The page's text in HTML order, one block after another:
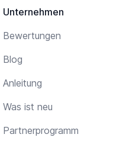
Unternehmen
Bewertungen
Blog
Anleitung
Was ist neu
Partnerprogramm